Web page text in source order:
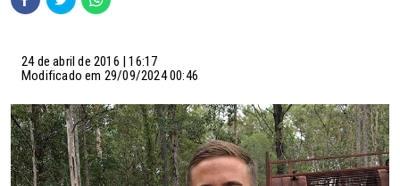
24 de abril de 2016 | 16:17
Modificado em 29/09/2024 00:46